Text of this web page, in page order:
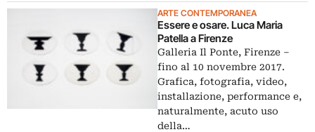
ARTE CONTEMPORANEA
Essere e osare. Luca Maria
Patella a Firenze
Galleria Il Ponte, Firenze ‒
fino al 10 novembre 2017.
Grafica, fotografia, video,
installazione, performance e,
naturalmente, acuto uso
della…